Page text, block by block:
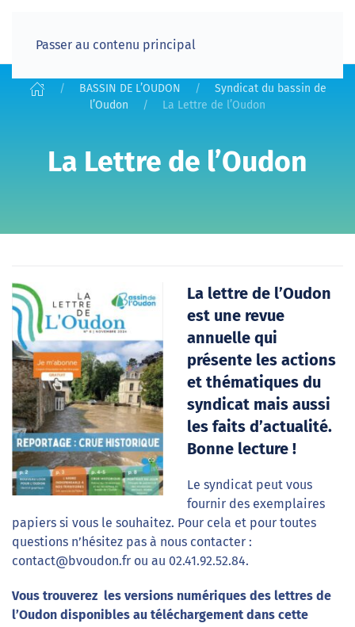
Passer au contenu principal
BASSIN DE L’OUDON
Syndicat du bassin de
l’Oudon
La Lettre de l’Oudon
La Lettre de l’Oudon
La lettre de l’Oudon
est une revue
annuelle qui
présente les actions
et thématiques du
syndicat mais aussi
les faits d’actualité.
Bonne lecture !
Le syndicat peut vous
fournir des exemplaires
papiers si vous le souhaitez. Pour cela et pour toutes
questions n’hésitez pas à nous contacter :
contact@bvoudon.fr ou au 02.41.92.52.84.
Vous trouverez les versions numériques des lettres de
l’Oudon disponibles au téléchargement dans cette